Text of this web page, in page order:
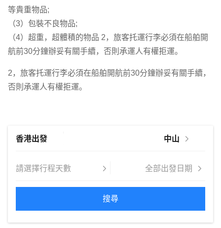
等貴重物品;
（3）包裝不良物品;
（4）超重，超體積的物品 2，旅客托運行李必須在船舶開
航前30分鐘辦妥有關手續，否則承運人有權拒運。
2，旅客托運行李必須在船舶開航前30分鐘辦妥有關手續，
否則承運人有權拒運。
搜尋